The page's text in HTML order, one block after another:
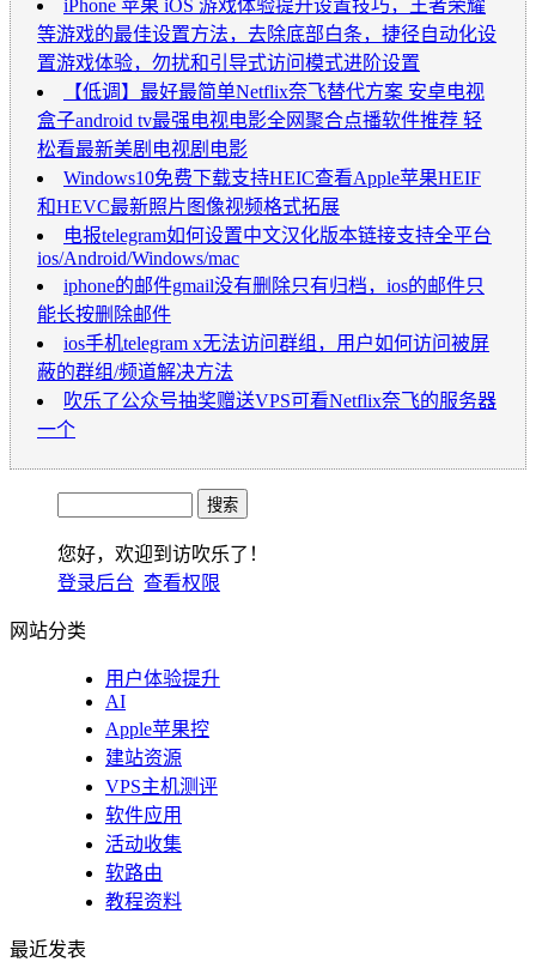
iPhone 苹果 iOS 游戏体验提升设置技巧，王者荣耀
等游戏的最佳设置方法，去除底部白条，捷径自动化设
置游戏体验，勿扰和引导式访问模式进阶设置
【低调】最好最简单Netflix奈飞替代方案 安卓电视
盒子android tv最强电视电影全网聚合点播软件推荐 轻
松看最新美剧电视剧电影
Windows10免费下载支持HEIC查看Apple苹果HEIF
和HEVC最新照片图像视频格式拓展
电报telegram如何设置中文汉化版本链接支持全平台
ios/Android/Windows/mac
iphone的邮件gmail没有删除只有归档，ios的邮件只
能长按删除邮件
ios手机telegram x无法访问群组，用户如何访问被屏
蔽的群组/频道解决方法
吹乐了公众号抽奖赠送VPS可看Netflix奈飞的服务器
一个
您好，欢迎到访吹乐了！
登录后台 查看权限
网站分类
用户体验提升
AI
Apple苹果控
建站资源
VPS主机测评
软件应用
活动收集
软路由
教程资料
最近发表